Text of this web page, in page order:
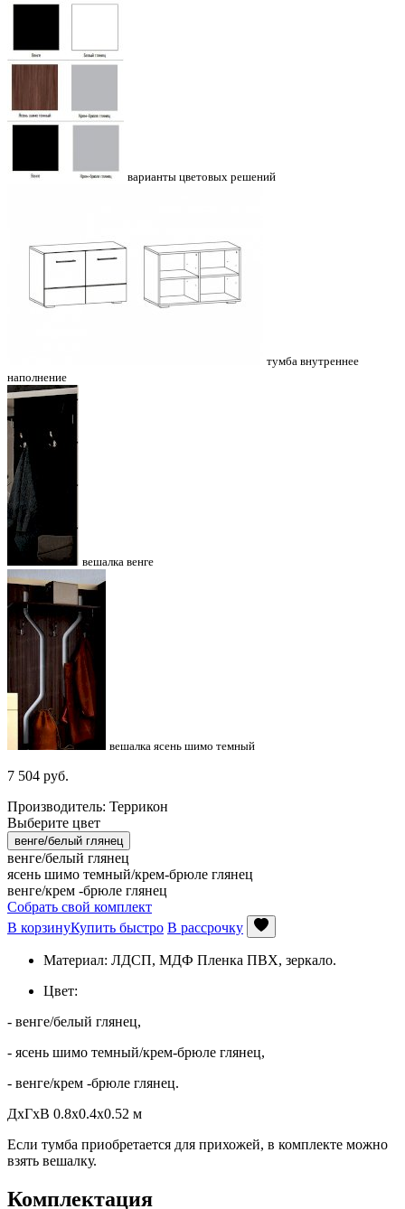
варианты цветовых решений
тумба внутреннее
наполнение
вешалка венге
вешалка ясень шимо темный
7 504 руб.
Производитель: Террикон
Выберите цвет
венге/белый глянец
венге/белый глянец
ясень шимо темный/крем-брюле глянец
венге/крем -брюле глянец
Собрать свой комплект
В корзинуКупить быстро В рассрочку
Материал: ЛДСП, МДФ Пленка ПВХ, зеркало.
Цвет:
- венге/белый глянец,
- ясень шимо темный/крем-брюле глянец,
- венге/крем -брюле глянец.
ДхГхВ 0.8x0.4x0.52 м
Если тумба приобретается для прихожей, в комплекте можно
взять вешалку.
Комплектация